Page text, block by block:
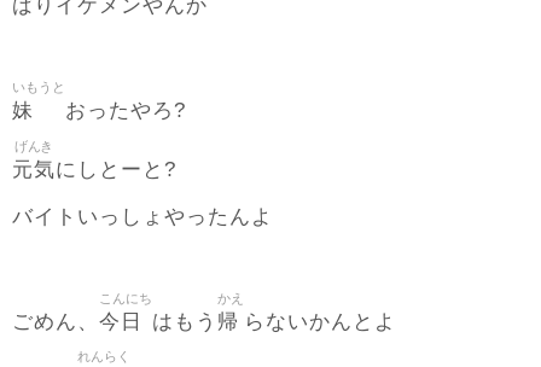
ばりイケメンやんか
妹
いもうと
おったやろ?
元気
げんき
にしとーと?
バイトいっしょやったんよ
ごめん、 今日
こんにち
はもう 帰
かえ
らないかんとよ
れんらく